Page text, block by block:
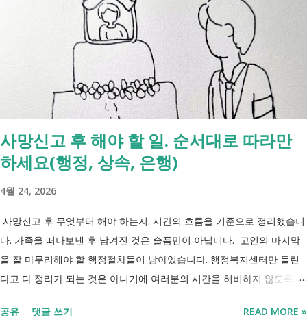
사망신고 후 해야 할 일. 순서대로 따라만
하세요(행정, 상속, 은행)
4월 24, 2026
사망신고 후 무엇부터 해야 하는지, 시간의 흐름을 기준으로 정리했습니
다. 가족을 떠나보낸 후 남겨진 것은 슬픔만이 아닙니다. 고인의 마지막
을 잘 마무리해야 할 행정절차들이 남아있습니다. 행정복지센터만 들린
다고 다 정리가 되는 것은 아니기에 여러분의 시간을 허비하지 않도록 정
처리까지 이 흐름만 따라가시면 됩니다. 장례 후 행정 절차 타임라인 장
공유 댓글 쓰기 READ MORE »